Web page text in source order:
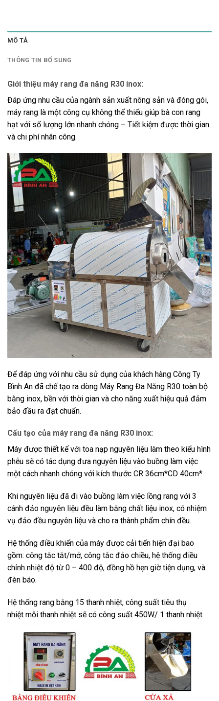
MÔ TẢ
THÔNG TIN BỔ SUNG
Giới thiệu máy rang đa năng R30 inox:
Đáp ứng nhu cầu của ngành sản xuất nông sản và đóng gói,
máy rang là một công cụ không thể thiếu giúp bà con rang
hạt với số lượng lớn nhanh chóng – Tiết kiệm được thời gian
và chi phí nhân công.
Để đáp ứng với nhu cầu sử dụng của khách hàng Công Ty
Bình An đã chế tạo ra dòng Máy Rang Đa Năng R30 toàn bộ
bằng inox, bền với thời gian và cho năng xuất hiệu quả đảm
bảo đầu ra đạt chuẩn.
Cấu tạo của máy rang đa năng R30 inox:
Máy được thiết kế với toa nạp nguyên liệu làm theo kiểu hình
phễu sẽ có tác dụng đưa nguyên liệu vào buồng làm việc
một cách nhanh chóng với kích thước CR 36cm*CD 40cm*
Khi nguyên liệu đã đi vào buồng làm việc lồng rang với 3
cánh đảo nguyên liệu đều làm bằng chất liệu inox, có nhiệm
vụ đảo đều nguyên liệu và cho ra thành phẩm chín đều.
Hệ thống điều khiển của máy được cải tiến hiện đại bao
gồm: công tắc tắt/mở, công tắc đảo chiều, hệ thống điều
chỉnh nhiệt độ từ 0 – 400 độ, đồng hồ hẹn giờ tiện dụng, và
đèn báo.
Hệ thống rang bằng 15 thanh nhiệt, công suất tiêu thụ
nhiệt mỗi thanh nhiệt sẽ có công suất 450W/ 1 thanh nhiệt.